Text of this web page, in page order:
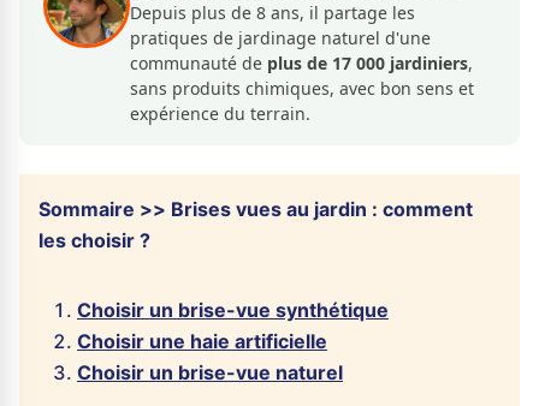
Depuis plus de 8 ans, il partage les
pratiques de jardinage naturel d'une
communauté de plus de 17 000 jardiniers,
sans produits chimiques, avec bon sens et
expérience du terrain.
Sommaire >> Brises vues au jardin : comment
les choisir ?
Choisir un brise-vue synthétique
Choisir une haie artificielle
Choisir un brise-vue naturel